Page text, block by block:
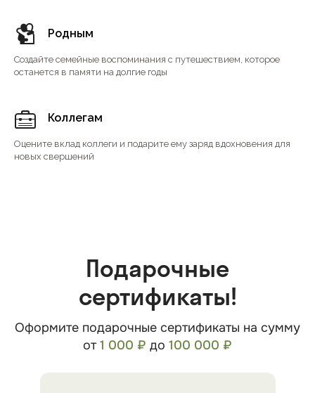
Родным
Создайте семейные воспоминания с путешествием, которое
останется в памяти на долгие годы
Коллегам
Оцените вклад коллеги и подарите ему заряд вдохновения для
новых свершений